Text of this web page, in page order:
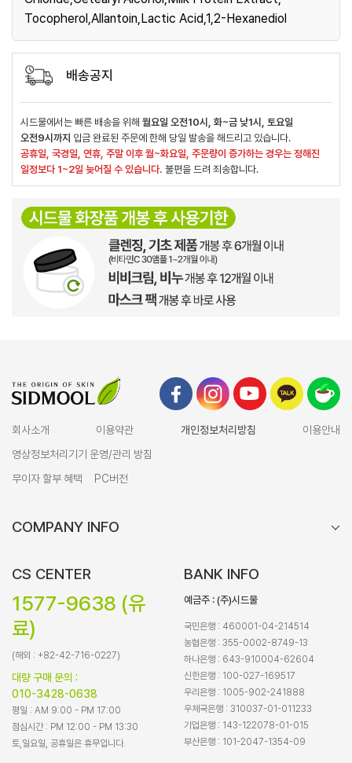
Tocopherol,Allantoin,Lactic Acid,1,2-Hexanediol
배송공지
시드물에서는 빠른 배송을 위해 월요일 오전10시, 화~금 낮1시, 토요일
오전9시까지 입금 완료된 주문에 한해 당일 발송을 해드리고 있습니다.
공휴일, 국경일, 연휴, 주말 이후 월~화요일, 주문량이 증가하는 경우는 정해진
일정보다 1~2일 늦어질 수 있습니다. 불편을 드려 죄송합니다.
회사소개 이용약관 개인정보처리방침
이용안내
영상정보처리기기 운영/관리 방침
무이자 할부 혜택
PC버전
COMPANY INFO
CS CENTER
1577-9638 (유
료)
(해외 : +82-42-716-0227)
대량 구매 문의 :
010-3428-0638
평일 : AM 9:00 - PM 17:00
점심시간 : PM 12:00 - PM 13:30
토,일요일, 공휴일은 휴무입니다.
BANK INFO
예금주 : (주)시드물
국민은행 : 460001-04-214514
농협은행 : 355-0002-8749-13
하나은행 : 643-910004-62604
신한은행 : 100-027-169517
우리은행 : 1005-902-241888
우체국은행 : 310037-01-011233
기업은행 : 143-122078-01-015
부산은행 : 101-2047-1354-09